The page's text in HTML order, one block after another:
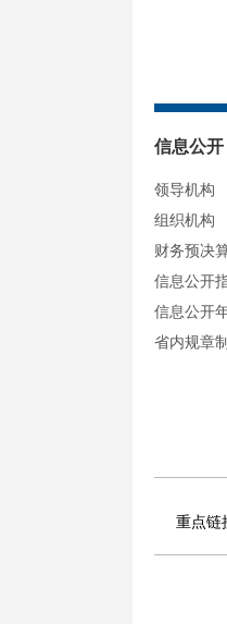
信息公开
领导机构
组织机构
财务预决
信息公开
信息公开
省内规章
重点链